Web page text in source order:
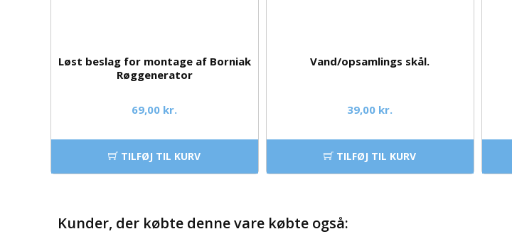
Løst beslag for montage af Borniak
Røggenerator
69,00 kr.
TILFØJ TIL KURV
Vand/opsamlings skål.
39,00 kr.
TILFØJ TIL KURV
Kunder, der købte denne vare købte også: